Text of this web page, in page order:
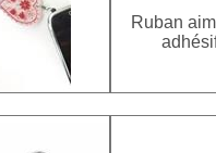
Ruban